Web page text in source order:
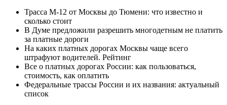
Трасса М-12 от Москвы до Тюмени: что известно и
сколько стоит
В Думе предложили разрешить многодетным не платить
за платные дороги
На каких платных дорогах Москвы чаще всего
штрафуют водителей. Рейтинг
Все о платных дорогах России: как пользоваться,
стоимость, как оплатить
Федеральные трассы России и их названия: актуальный
список